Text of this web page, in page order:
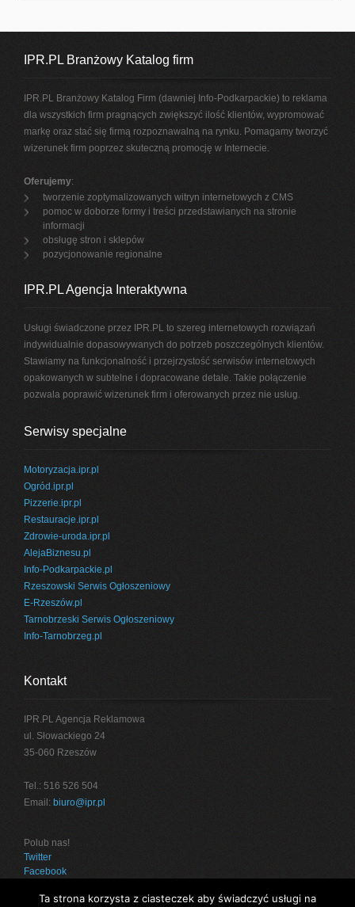
IPR.PL Branżowy Katalog firm
IPR.PL Branżowy Katalog Firm (dawniej Info-Podkarpackie) to reklama
dla wszystkich firm pragnących zwiększyć ilość klientów, wypromować
markę oraz stać się firmą rozpoznawalną na rynku. Pomagamy tworzyć
wizerunek firm poprzez skuteczną promocję w Internecie.
Oferujemy:
tworzenie zoptymalizowanych witryn internetowych z CMS
pomoc w doborze formy i treści przedstawianych na stronie
informacji
obsługę stron i sklepów
pozycjonowanie regionalne
IPR.PL Agencja Interaktywna
Usługi świadczone przez IPR.PL to szereg internetowych rozwiązań
indywidualnie dopasowywanych do potrzeb poszczególnych klientów.
Stawiamy na funkcjonalność i przejrzystość serwisów internetowych
opakowanych w subtelne i dopracowane detale. Takie połączenie
pozwala poprawić wizerunek firm i oferowanych przez nie usług.
Serwisy specjalne
Motoryzacja.ipr.pl
Ogród.ipr.pl
Pizzerie.ipr.pl
Restauracje.ipr.pl
Zdrowie-uroda.ipr.pl
AlejaBiznesu.pl
Info-Podkarpackie.pl
Rzeszowski Serwis Ogłoszeniowy
E-Rzeszów.pl
Tarnobrzeski Serwis Ogłoszeniowy
Info-Tarnobrzeg.pl
Kontakt
IPR.PL Agencja Reklamowa
ul. Słowackiego 24
35-060 Rzeszów
Tel.: 516 526 504
Email: biuro@ipr.pl
Polub nas!
Twitter
Facebook
Ta strona korzysta z ciasteczek aby świadczyć usługi na